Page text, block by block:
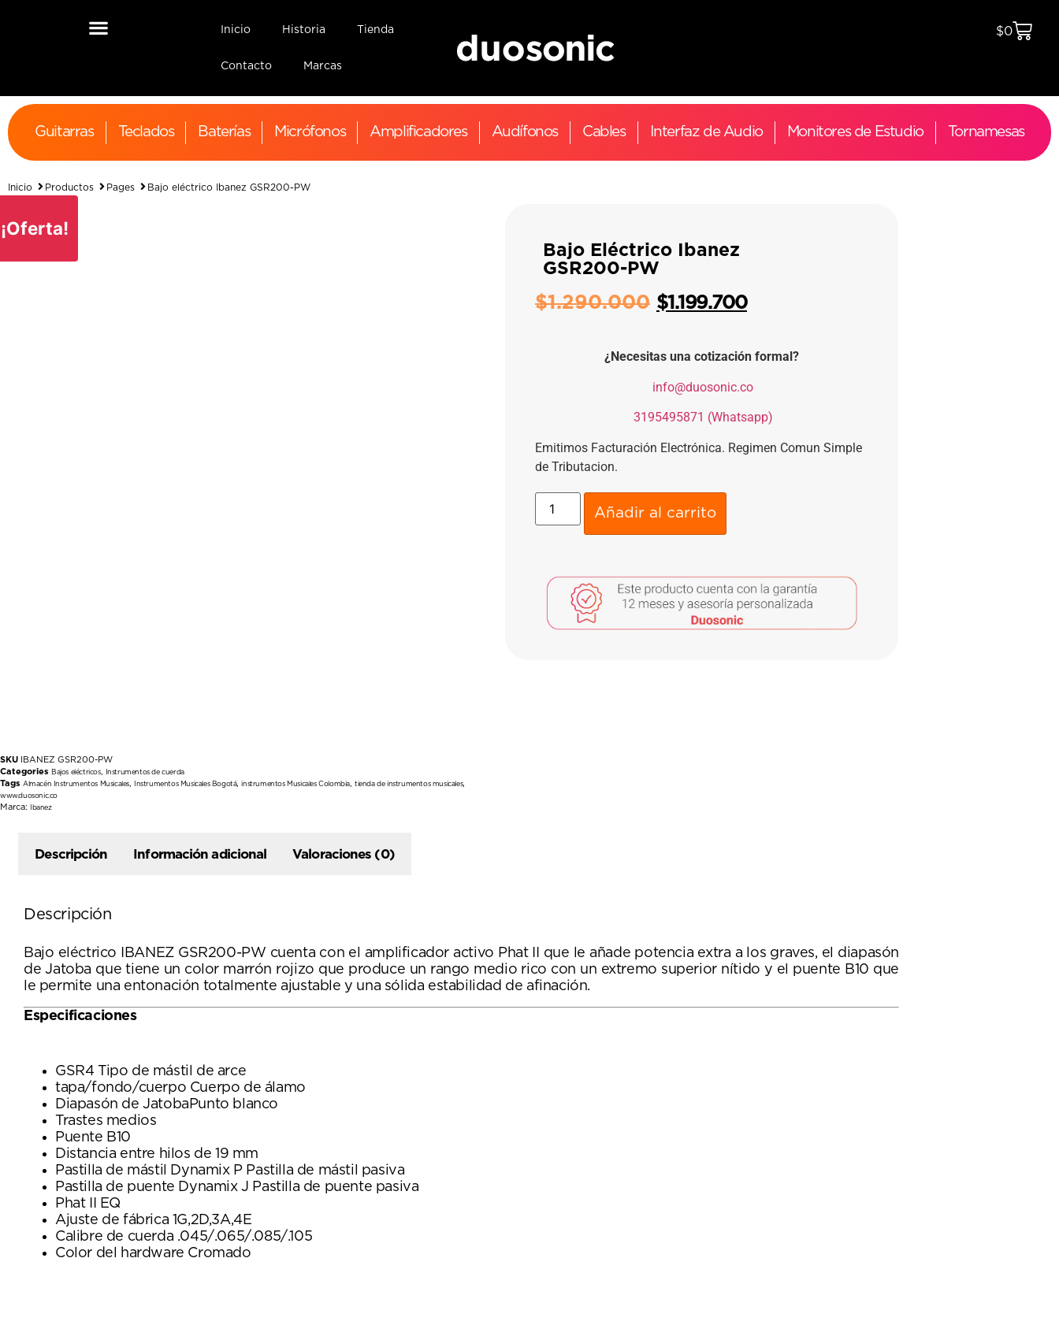
Inicio Historia Tienda
Contacto Marcas
$0
Guitarras Teclados Baterías Micrófonos Amplificadores Audífonos Cables Interfaz de Audio Monitores de Estudio Tornamesas
Inicio Productos Pages Bajo eléctrico Ibanez GSR200-PW
¡Oferta!
SKU
IBANEZ GSR200-PW
Categories Bajos eléctricos, Instrumentos de cuerda
Tags Almacén Instrumentos Musicales, Instrumentos Musicales Bogotá,instrumentos Musicales Colombia,tienda de instrumentos musicales,
www.duosonic.co
Marca: Ibanez
Bajo Eléctrico Ibanez
GSR200-PW
$1.290.000 $1.199.700
¿Necesitas una cotización formal?
info@duosonic.co
3195495871 (Whatsapp)
Emitimos Facturación Electrónica. Regimen Comun Simple
de Tributacion.
Añadir al carrito
Descripción Información adicional Valoraciones (0)
Descripción
Bajo eléctrico IBANEZ GSR200-PW cuenta con el amplificador activo Phat II que le añade potencia extra a los graves, el diapasón
de Jatoba que tiene un color marrón rojizo que produce un rango medio rico con un extremo superior nítido y el puente B10 que
le permite una entonación totalmente ajustable y una sólida estabilidad de afinación.
Especificaciones
GSR4 Tipo de mástil de arce
tapa/fondo/cuerpo Cuerpo de álamo
Diapasón de JatobaPunto blanco
Trastes medios
Puente B10
Distancia entre hilos de 19 mm
Pastilla de mástil Dynamix P Pastilla de mástil pasiva
Pastilla de puente Dynamix J Pastilla de puente pasiva
Phat II EQ
Ajuste de fábrica 1G,2D,3A,4E
Calibre de cuerda .045/.065/.085/.105
Color del hardware Cromado